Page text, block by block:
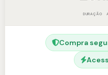
DURAÇÃO
Compra